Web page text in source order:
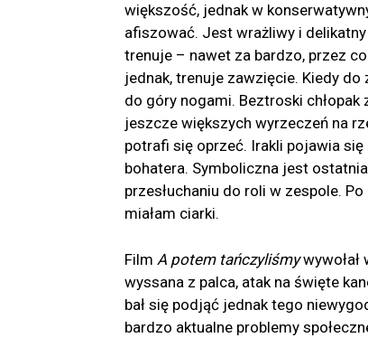
większość, jednak w
afiszować. Jest wrażliwy i
trenuje – nawet za bardzo, przez
jednak, trenuje zawzięcie. Kiedy
do góry nogami. Beztroski
jeszcze większych wyrzeczeń na
potrafi się oprzeć. Irakli pojawia
bohatera. Symboliczna jest
przesłuchaniu do roli w zespole.
miałam ciarki.
Film A potem tańczyliśmywywołał
wyssana z palca, atak na święte
bał się podjąć jednak tego
bardzo aktualne problemy